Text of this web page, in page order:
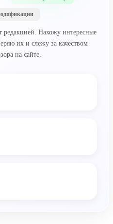
редакцией. Нахожу интересные
их и слежу за качеством
на сайте.